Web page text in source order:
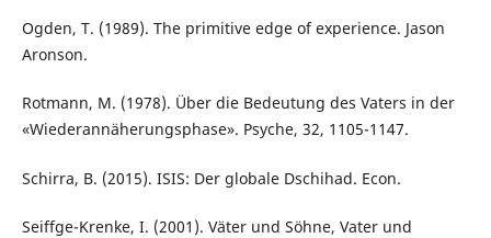
Ogden, T. (1989). The primitive edge of experience. Jason
Aronson.
Rotmann, M. (1978). Über die Bedeutung des Vaters in der
«Wiederannäherungsphase». Psyche, 32, 1105-1147.
Schirra, B. (2015). ISIS: Der globale Dschihad. Econ.
Seiffge-Krenke, I. (2001). Väter und Söhne, Vater und